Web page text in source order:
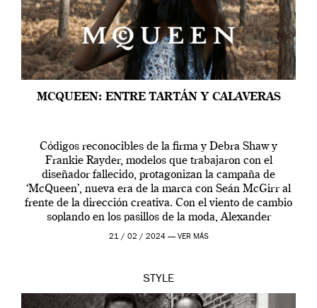
MCQUEEN: ENTRE TARTÁN Y CALAVERAS
Códigos reconocibles de la firma y Debra Shaw y
Frankie Rayder, modelos que trabajaron con el
diseñador fallecido, protagonizan la campaña de
‘McQueen’, nueva era de la marca con Seán McGirr al
frente de la dirección creativa. Con el viento de cambio
soplando en los pasillos de la moda, Alexander
McQueen se prepara para una […]
21 / 02 / 2024 — VER MÁS
STYLE